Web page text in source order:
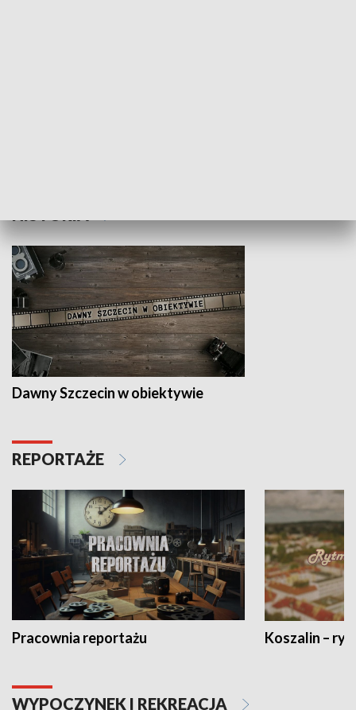
Dawny Szczecin w obiektywie
REPORTAŻE
Pracownia reportażu Koszalin –
WYPOCZYNEK I REKREACJA